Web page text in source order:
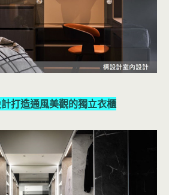
打造通風美觀的獨立衣櫃